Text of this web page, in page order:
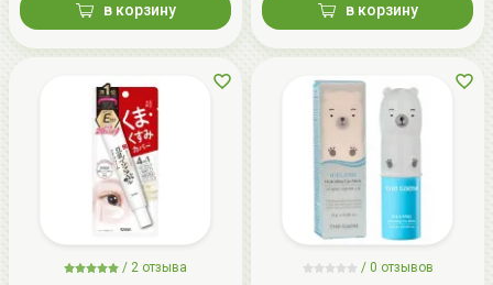
в корзину в корзину
/ 2 отзыва
/ 0 отзывов